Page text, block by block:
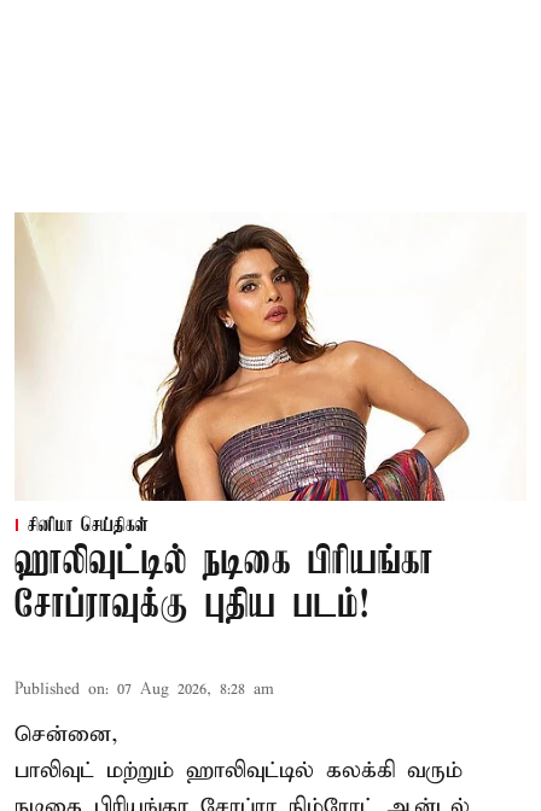
சினிமா செய்திகள்
ஹாலிவுட்டில் நடிகை பிரியங்கா
சோப்ராவுக்கு புதிய படம்!
Published on: 07 Aug 2026, 8:28 am
சென்னை,
பாலிவுட் மற்றும் ஹாலிவுட்டில் கலக்கி வரும்